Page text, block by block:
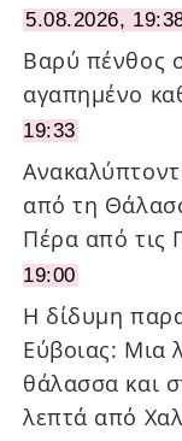
5.08.2026,
Βαρύ πένθος
αγαπημένο
19:33
από τη
Πέρα από τις
19:00
Η δίδυμη
Εύβοιας: Μια
θάλασσα και
λεπτά από